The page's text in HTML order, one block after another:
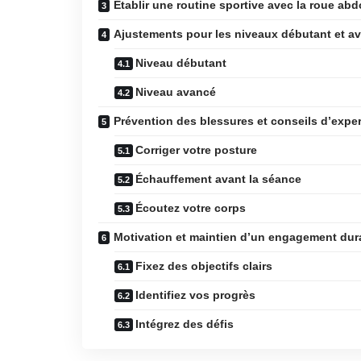
Établir une routine sportive avec la roue
Ajustements pour les niveaux débutant et
Niveau débutant
Niveau avancé
Prévention des blessures et conseils
Corriger votre posture
Échauffement avant la séance
Écoutez votre corps
Motivation et maintien d’un engagement
Fixez des objectifs clairs
Identifiez vos progrès
Intégrez des défis